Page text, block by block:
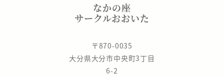
なかの座
サークルおおいた
〒870-0035
大分県大分市中央町3丁目
6-2